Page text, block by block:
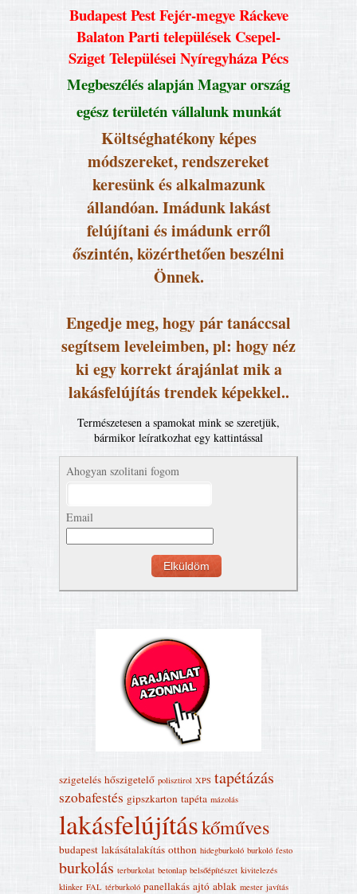
Budapest Pest Fejér-megye Ráckeve
Balaton Parti települések Csepel-
Sziget Települései Nyíregyháza Pécs
Megbeszélés alapján Magyar ország
egész területén vállalunk munkát
Költséghatékony képes
módszereket, rendszereket
keresünk és alkalmazunk
állandóan. Imádunk lakást
felújítani és imádunk erről
őszintén, közérthetően beszélni
Önnek.
Engedje meg, hogy pár tanáccsal
segítsem leveleimben, pl: hogy néz
ki egy korrekt árajánlat mik a
lakásfelújítás trendek képekkel..
Természetesen a spamokat mink se szeretjük,
bármikor leíratkozhat egy kattintással
Ahogyan szolitani fogom
Email
szigetelés hőszigetelő polisztirol XPS tapétázás
szobafestés gipszkarton tapéta mázolás
lakásfelújításkőműves
budapest lakásátalakítás otthon hidegburkoló burkoló festo
burkolás terburkolat betonlap belsőépítészet kivitelezés
klinker FAL térburkoló panellakás ajtó ablak mester javítás